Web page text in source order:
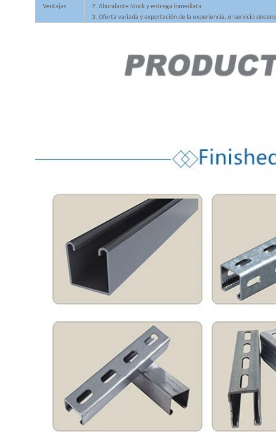
Ventajas
2. Abundante Stock y entrega inmediata
3. Oferta variada y exportación de la experiencia, el servicio sincero